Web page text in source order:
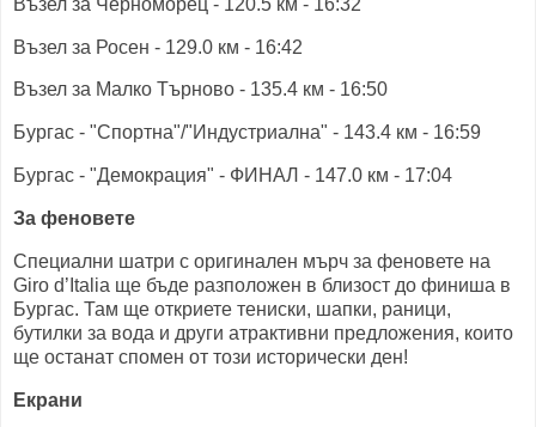
Възел за Росен - 129.0 км - 16:42
Възел за Малко Търново - 135.4 км - 16:50
Бургас - "Спортна"/"Индустриална" - 143.4 км - 16:59
Бургас - "Демокрация" - ФИНАЛ - 147.0 км - 17:04
За феновете
Специални шатри с оригинален мърч за феновете на
Giro d’Italia ще бъде разположен в близост до финиша в
Бургас. Там ще откриете тениски, шапки, раници,
бутилки за вода и други атрактивни предложения, които
ще останат спомен от този исторически ден!
Екрани